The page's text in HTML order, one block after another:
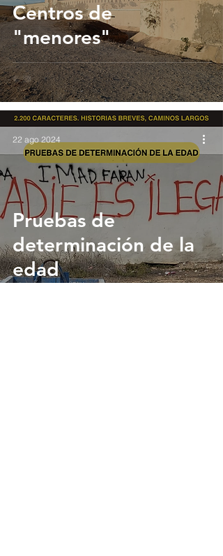
Centros de
"menores"
Pruebas de
determinación de la
edad
22 ago 2024